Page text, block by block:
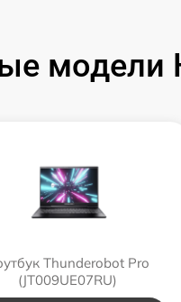
модели
Thunderobot Pro
(JT009UE07RU)